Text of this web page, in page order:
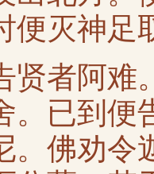
便灭神足
者阿难
。已到便
。佛劝令